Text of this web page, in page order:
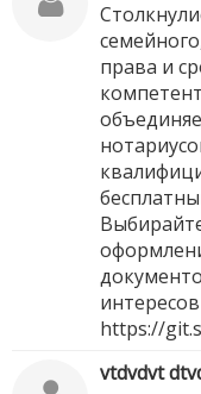
права и
https://
vtdvdvt